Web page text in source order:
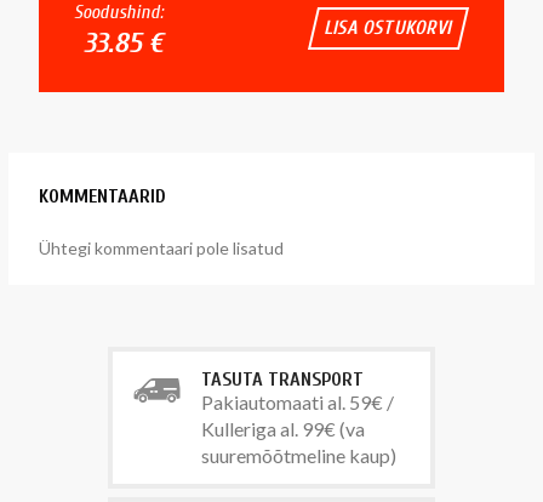
Soodushind:
33.85 € LISA OSTUKORVI
KOMMENTAARID
Ühtegi kommentaari pole lisatud
TASUTA TRANSPORT
Pakiautomaati al. 59€ /
Kulleriga al. 99€ (va
suuremõõtmeline kaup)